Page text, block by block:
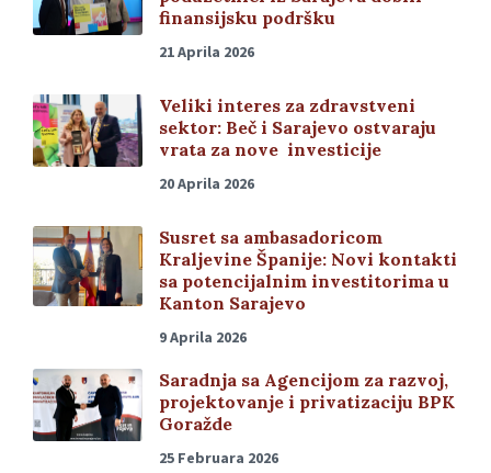
finansijsku podršku
21 Aprila 2026
Veliki interes za zdravstveni
sektor: Beč i Sarajevo ostvaraju
vrata za nove investicije
20 Aprila 2026
Susret sa ambasadoricom
Kraljevine Španije: Novi kontakti
sa potencijalnim investitorima u
Kanton Sarajevo
9 Aprila 2026
Saradnja sa Agencijom za razvoj,
projektovanje i privatizaciju BPK
Goražde
25 Februara 2026